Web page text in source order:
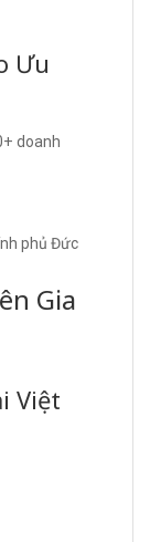
Ưu
doanh
phủ Đức
Gia
Việt